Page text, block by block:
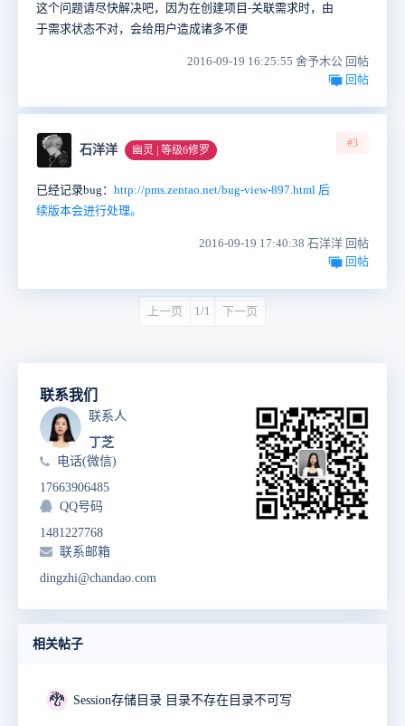
这个问题请尽快解决吧，因为在创建项目-关联需求时，由
于需求状态不对，会给用户造成诸多不便
2016-09-19 16:25:55 舍予木公 回帖
回帖
石洋洋 幽灵 | 等级6修罗
#3
已经记录bug： http://pms.zentao.net/bug-view-897.html 后
续版本会进行处理。
2016-09-19 17:40:38 石洋洋 回帖
回帖
上一页 1/1 下一页
联系我们
联系人
丁芝
电话(微信)
17663906485
QQ号码
1481227768
联系邮箱
dingzhi@chandao.com
相关帖子
🐉 Session存储目录 目录不存在目录不可写